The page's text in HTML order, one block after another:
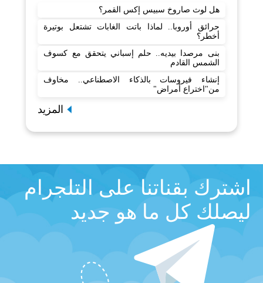
هل لوث صاروخ سبيس إكس القمر؟
حرائق أوروبا.. لماذا باتت الغابات تشتعل بوتيرة
أخطر؟
بنى مرصدا بيديه.. حلم إسباني يتحقق مع كسوف
الشمس القادم
إنشاء فيروسات بالذكاء الاصطناعي.. مخاوف
من"اختراع أمراض"
المزيد
اشترك بقناتنا على التلجرام
ليصلك كل ما هو جديد